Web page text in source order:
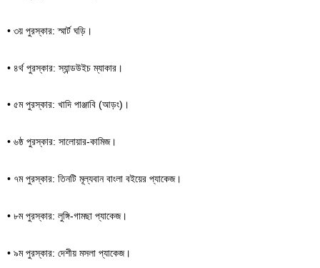
• ৩য় পুরস্কার: স্মার্ট ঘড়ি।
• ৪র্থ পুরস্কার: স্যান্ডউইচ ম্যাকার।
• ৫ম পুরস্কার: খাদি পাঞ্জাবি (আড়ং)।
• ৬ষ্ঠ পুরস্কার: সালোয়ার-কামিজ।
• ৭ম পুরস্কার: তিনটি মূল্যবান বাংলা বইয়ের প্যাকেজ।
• ৮ম পুরস্কার: লুঙ্গি-গামছা প্যাকেজ।
• ৯ম পুরস্কার: দেশীয় মসলা প্যাকেজ।